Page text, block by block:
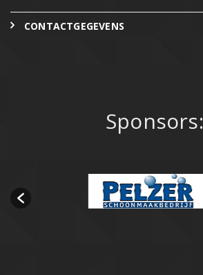
CONTACTGEGEVENS
Sponsors: